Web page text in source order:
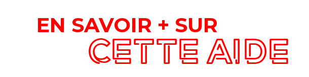
EN SAVOIR + SUR
CETTE AIDE